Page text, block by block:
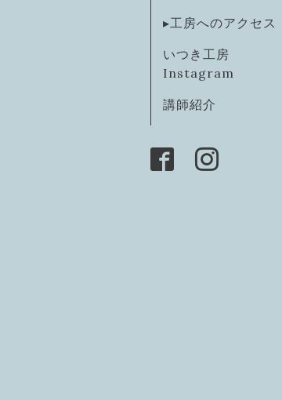
▸工房へのアクセス
いつき工房
Instagram
講師紹介